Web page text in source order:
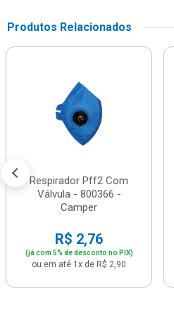
Produtos Relacionados
Respirador Pff2 Com
Válvula - 800366 -
Camper
R$ 2,76
(já com 5% de desconto no PIX)
ou em até 1x de R$ 2,90